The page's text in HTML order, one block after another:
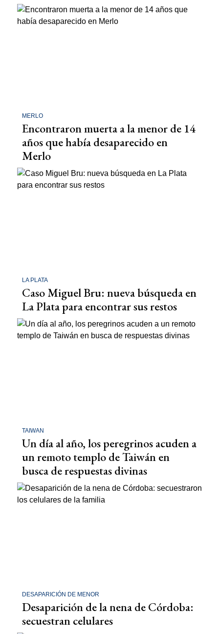
MERLO
Encontraron muerta a la menor de 14
años que había desaparecido en
Merlo
LA PLATA
Caso Miguel Bru: nueva búsqueda en
La Plata para encontrar sus restos
TAIWAN
Un día al año, los peregrinos acuden a
un remoto templo de Taiwán en
busca de respuestas divinas
DESAPARICIÓN DE MENOR
Desaparición de la nena de Córdoba:
secuestran celulares